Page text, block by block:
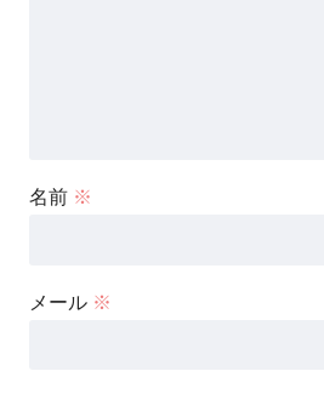
名前 ※
メール ※